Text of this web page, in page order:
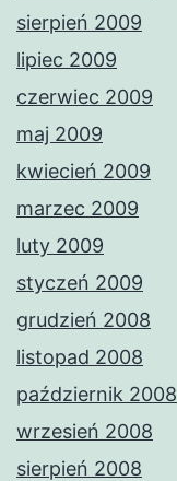
sierpień 2009
lipiec 2009
czerwiec 2009
maj 2009
kwiecień 2009
marzec 2009
luty 2009
styczeń 2009
grudzień 2008
listopad 2008
październik 2008
wrzesień 2008
sierpień 2008